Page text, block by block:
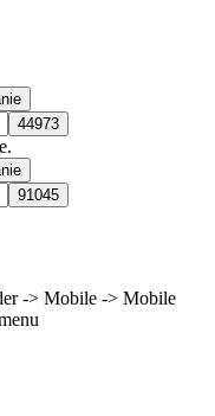
-> Mobile -> Mobile